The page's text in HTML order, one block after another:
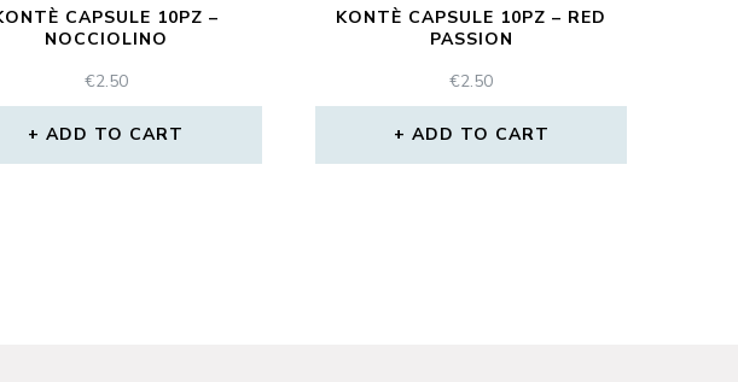
CAPSULE 10PZ –
NOCCIOLINO
€2.50
ADD TO CART
KONTÈ CAPSULE 10PZ – RED
PASSION
€2.50
ADD TO CART